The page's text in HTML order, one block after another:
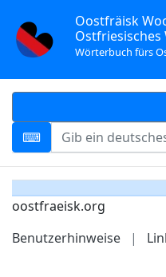
Oostfräisk
Wörterbuch fürs
oostfraeisk.org
Benutzerhinweise
|